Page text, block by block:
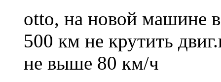
otto, на новой машине
500 км не крутить
не выше 80 км/ч